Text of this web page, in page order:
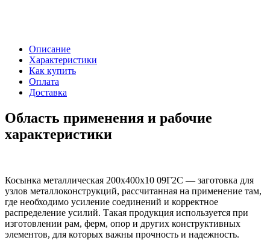
Описание
Характеристики
Как купить
Оплата
Доставка
Область применения и рабочие
характеристики
Косынка металлическая 200х400х10 09Г2С — заготовка для
узлов металлоконструкций, рассчитанная на применение там,
где необходимо усиление соединений и корректное
распределение усилий. Такая продукция используется при
изготовлении рам, ферм, опор и других конструктивных
элементов, для которых важны прочность и надежность.